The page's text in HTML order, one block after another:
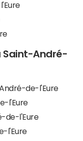
Saint-André-
de-l'Eure
l'Eure
de-l'Eure
l'Eure